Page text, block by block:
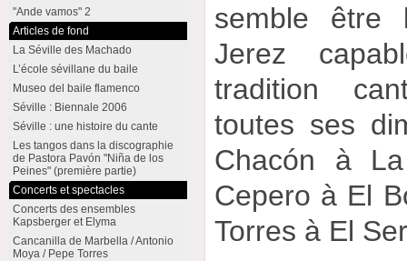
semble être
Jerez
tradition
toutes ses
Chacón à
Cepero à El
Torres à El
"Ande vamos" 2
Articles de fond
La Séville des Machado
L’école sévillane du baile
Museo del baile flamenco
Séville : Biennale 2006
Séville : une histoire du cante
Les tangos dans la discographie
de Pastora Pavón "Niña de los
Peines" (première partie)
Concerts et spectacles
Concerts des ensembles
Kapsberger et Elyma
Cancanilla de Marbella / Antonio
Moya / Pepe Torres